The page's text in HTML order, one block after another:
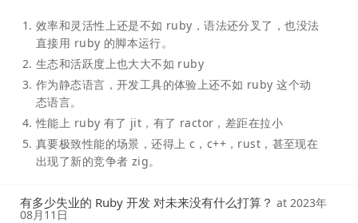
效率和灵活性上还是不如 ruby，语法还分叉了，也没法
直接用 ruby 的脚本运行。
生态和活跃度上也大大不如 ruby
作为静态语言，开发工具的体验上还不如 ruby 这个动
态语言。
性能上 ruby 有了 jit，有了 ractor，差距在拉小
真要极致性能的场景，还得上 c，c++，rust，甚至现在
出现了新的竞争者 zig。
有多少失业的 Ruby 开发 对未来没有什么打算？ at 2023年
08月11日